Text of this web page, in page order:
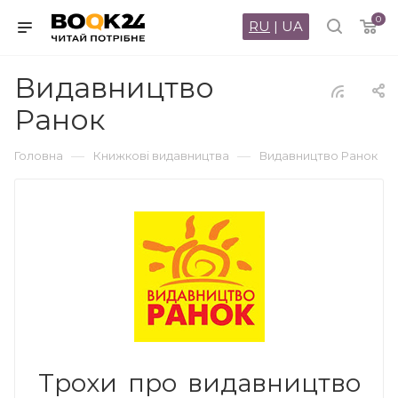
0
RU | UA
Видавництво
Ранок
Головна — Книжкові видавництва — Видавництво Ранок
Трохи про видавництво